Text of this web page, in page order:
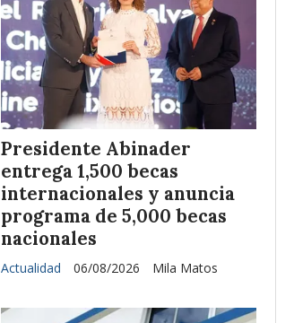
Presidente Abinader
entrega 1,500 becas
internacionales y anuncia
programa de 5,000 becas
nacionales
Mila Matos
Actualidad 06/08/2026